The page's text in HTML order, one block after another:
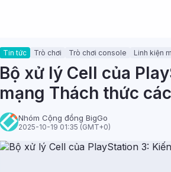
Tin tức Trò chơi Trò chơi console Linh kiện
Bộ xử lý Cell của
mạng Thách thức
Nhóm Cộng đồng BigGo
2025-10-19 01:35 (GMT+0)